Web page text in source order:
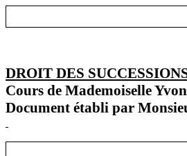
DROIT DES
Cours de Mademoiselle
Document établi par